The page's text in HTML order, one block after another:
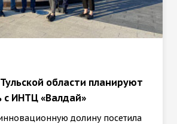
области планируют
с ИНТЦ «Валдай»
долину посетила